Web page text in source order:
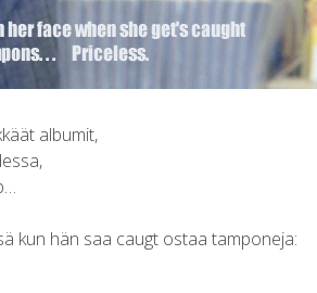
albumit,
kun hän saa caugt ostaa tamponeja: